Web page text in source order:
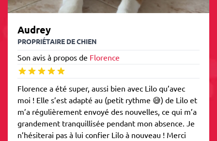
Audrey
PROPRIÉTAIRE DE CHIEN
Son avis à propos de Florence
Florence a été super, aussi bien avec Lilo qu’avec
moi ! Elle s’est adapté au (petit rythme 😅) de Lilo et
m’a régulièrement envoyé des nouvelles, ce qui m’a
grandement tranquillisée pendant mon absence. Je
n’hésiterai pas à lui confier Lilo à nouveau ! Merci